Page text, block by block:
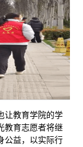
让教育学院的学
教育志愿者将继
公益，以实际行